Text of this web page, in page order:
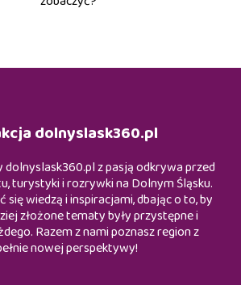
dolnyslask360.pl
dolnyslask360.pl z pasją odkrywa przed
turystyki i rozrywki na Dolnym Śląsku.
się wiedzą i inspiracjami, dbając o to, by
złożone tematy były przystępne i
Razem z nami poznasz region z
nowej perspektywy!